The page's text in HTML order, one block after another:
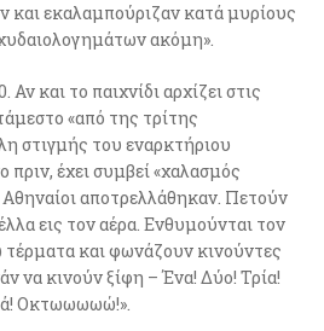
και εκαλαμπούριζαν κατά μυρίους
ακόμη».
και το παιχνίδι αρχίζει στις
«από της τρίτης
στιγμής του εναρκτήριου
πριν, έχει συμβεί «χαλασμός
Αθηναίοι αποτρελλάθηκαν. Πετούν
εις τον αέρα. Ενθυμούνται τον
και φωνάζουν κινούντες
να κινούν ξίφη – Ένα! Δύο! Τρία!
Οκτωωωωώ!».